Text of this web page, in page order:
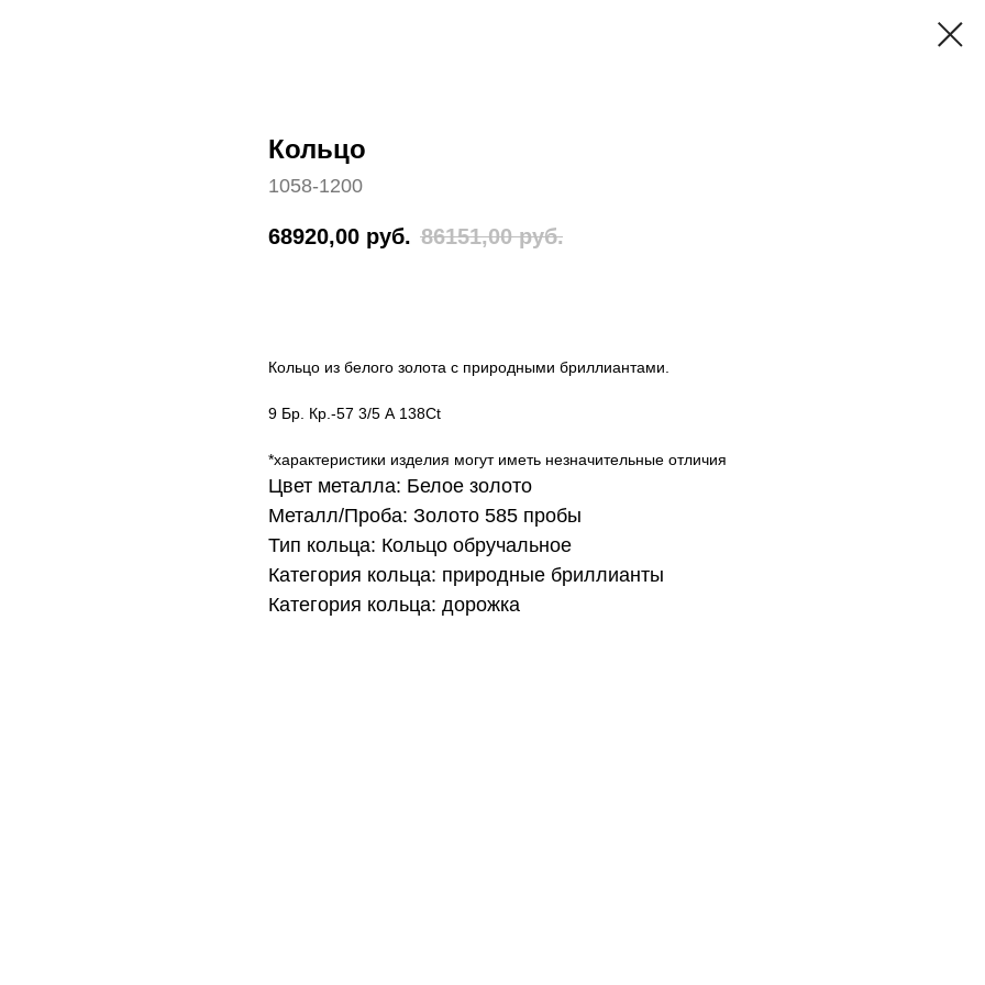
Кольцо
1058-1200
68920,00 руб. 86151,00 руб.
Кольцо из белого золота с природными бриллиантами.
9 Бр. Кр.-57 3/5 А 138Ct
*характеристики изделия могут иметь незначительные отличия
Цвет металла: Белое золото
Металл/Проба: Золото 585 пробы
Тип кольца: Кольцо обручальное
Категория кольца: природные бриллианты
Категория кольца: дорожка